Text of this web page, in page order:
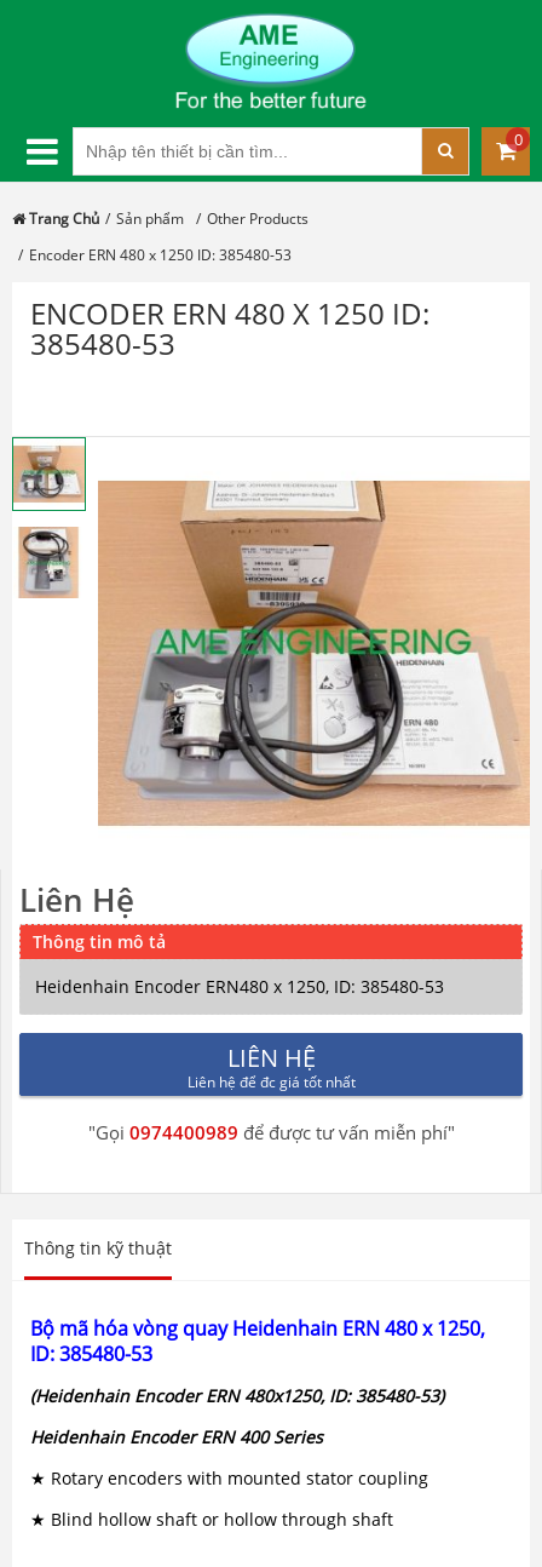
0
Trang Chủ Sản phẩm
Other Products
Encoder ERN 480 x 1250 ID: 385480-53
ENCODER ERN 480 X 1250 ID:
385480-53
Liên Hệ
Thông tin mô tả
Heidenhain Encoder ERN480 x 1250, ID: 385480-53
LIÊN HỆ
Liên hệ để đc giá tốt nhất
"Gọi 0974400989 để được tư vấn miễn phí"
Thông tin kỹ thuật
Bộ mã hóa vòng quay Heidenhain ERN 480 x 1250,
ID: 385480-53
(Heidenhain Encoder ERN 480x1250, ID: 385480-53)
Heidenhain EncoderERN 400 Series
★ Rotary encoders with mounted stator coupling
★ Blind hollow shaft or hollow through shaft
Đồng hồ nhiệt độ Hanyoung AX
Okazaki Japan
AME ENGINEERING: Đại lý cung cấp
van điện từ UniD
Giới thiệu giải pháp đo lưu lượng
của hãng ALIA (USA)
AME Engineering: Đại lý phân phối
AME tiếp tục bàn giao đơn hàng
Thiết bị chuyển đổi tín hiệu
Watanabe Japan
chống cháy nổ Okazaki OFP (T409U-
AME bàn giao thành công đơn hàng
TSK-18